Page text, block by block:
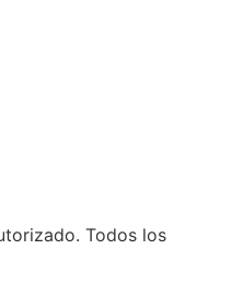
Todos los